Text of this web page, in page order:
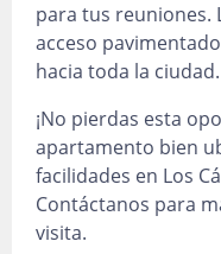
para tus reuniones.
acceso
hacia toda la ciudad.
¡No pierdas esta
apartamento bien
facilidades en Los
Contáctanos para
visita.